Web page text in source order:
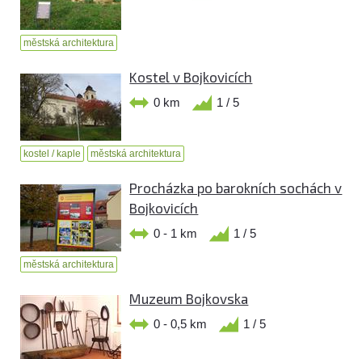
městská architektura
Kostel v Bojkovicích
0 km 1 / 5
kostel / kaple městská architektura
Procházka po barokních sochách v
Bojkovicích
0 - 1 km 1 / 5
městská architektura
Muzeum Bojkovska
0 - 0,5 km 1 / 5